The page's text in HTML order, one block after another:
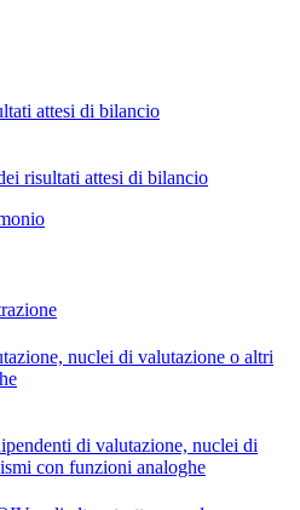
attesi di bilancio
risultati attesi di bilancio
nuclei di valutazione o altri
di valutazione, nuclei di
con funzioni analoghe